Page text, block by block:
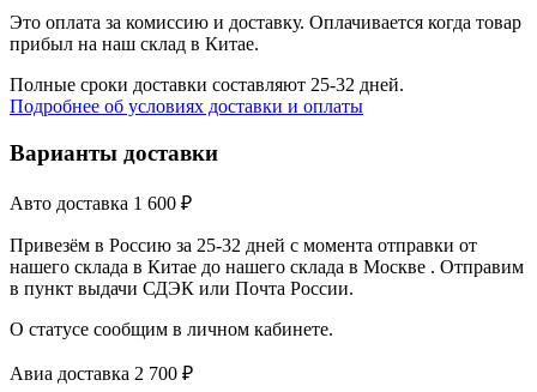
Это оплата за комиссию и доставку. Оплачивается когда товар
прибыл на наш склад в Китае.
Полные сроки доставки составляют 25-32 дней.
Подробнее об условиях доставки и оплаты
Варианты доставки
Авто доставка 1 600 ₽
Привезём в Россию за 25-32 дней с момента отправки от
нашего склада в Китае до нашего склада в Москве . Отправим
в пункт выдачи СДЭК или Почта России.
О статусе сообщим в личном кабинете.
Авиа доставка 2 700 ₽